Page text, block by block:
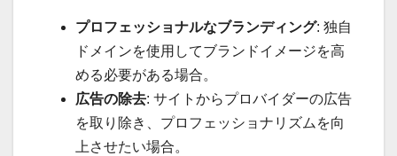
プロフェッショナルなブランディング: 独自
ドメインを使用してブランドイメージを高
める必要がある場合。
広告の除去: サイトからプロバイダーの広告
を取り除き、プロフェッショナリズムを向
上させたい場合。